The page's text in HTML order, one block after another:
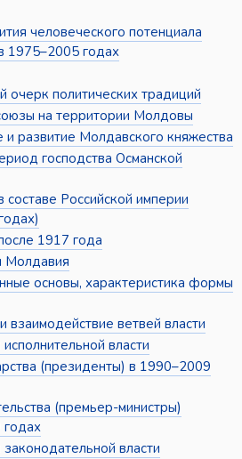
человеческого потенциала
1975–2005 годах
очерк политических традиций
на территории Молдовы
развитие Молдавского княжества
господства Османской
составе Российской империи
1917 года
Молдавия
основы, характеристика формы
взаимодействие ветвей власти
власти
(президенты) в 1990–2009
(премьер-министры)
власти